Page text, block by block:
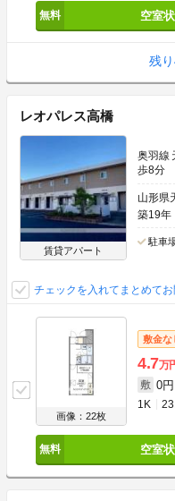
空室
残
レオパレス高橋
賃貸アパート
奥羽線
歩8分
山形県
築19年
駐車
チェックを入れてまとめて
画像：22枚
敷金な
4.7万
敷 0円
1K
空室